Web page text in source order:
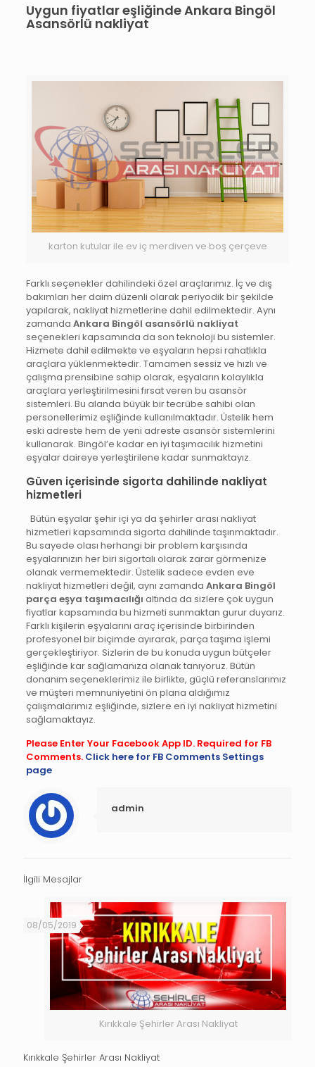
Uygun fiyatlar eşliğinde Ankara Bingöl
Asansörlü nakliyat
karton kutular ile ev iç merdiven ve boş çerçeve
Farklı seçenekler dahilindeki özel araçlarımız. İç ve dış
bakımları her daim düzenli olarak periyodik bir şekilde
yapılarak, nakliyat hizmetlerine dahil edilmektedir. Aynı
zamanda Ankara Bingöl asansörlü nakliyat
seçenekleri kapsamında da son teknoloji bu sistemler.
Hizmete dahil edilmekte ve eşyaların hepsi rahatlıkla
araçlara yüklenmektedir. Tamamen sessiz ve hızlı ve
çalışma prensibine sahip olarak, eşyaların kolaylıkla
araçlara yerleştirilmesini fırsat veren bu asansör
sistemleri. Bu alanda büyük bir tecrübe sahibi olan
personellerimiz eşliğinde kullanılmaktadır. Üstelik hem
eski adreste hem de yeni adreste asansör sistemlerini
kullanarak. Bingöl’e kadar en iyi taşımacılık hizmetini
eşyalar daireye yerleştirilene kadar sunmaktayız.
Güven içerisinde sigorta dahilinde nakliyat
hizmetleri
Bütün eşyalar şehir içi ya da şehirler arası nakliyat
hizmetleri kapsamında sigorta dahilinde taşınmaktadır.
Bu sayede olası herhangi bir problem karşısında
eşyalarınızın her biri sigortalı olarak zarar görmenize
olanak vermemektedir. Üstelik sadece evden eve
nakliyat hizmetleri değil, aynı zamanda Ankara Bingöl
parça eşya taşımacılığı altında da sizlere çok uygun
fiyatlar kapsamında bu hizmeti sunmaktan gurur duyarız.
Farklı kişilerin eşyalarını araç içerisinde birbirinden
profesyonel bir biçimde ayırarak, parça taşıma işlemi
gerçekleştiriyor. Sizlerin de bu konuda uygun bütçeler
eşliğinde kar sağlamanıza olanak tanıyoruz. Bütün
donanım seçeneklerimiz ile birlikte, güçlü referanslarımız
ve müşteri memnuniyetini ön plana aldığımız
çalışmalarımız eşliğinde, sizlere en iyi nakliyat hizmetini
sağlamaktayız.
Please Enter Your Facebook App ID. Required for FB
Comments. Click here for FB Comments Settings
page
admin
İlgili Mesajlar
Kırıkkale Şehirler Arası Nakliyat
08/05/2019
Kırıkkale Şehirler Arası Nakliyat